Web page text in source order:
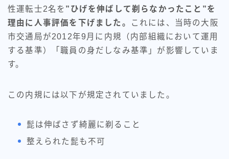
性運転士2名を ”ひげを伸ばして剃らなかったこと”を
理由に人事評価を下げました。
これには、当時の大阪
市交通局が2012年9月に内規（内部組織において運用
する基準）「職員の身だしなみ基準」が影響していま
す。
この内規には以下が規定されていました。
髭は伸ばさず綺麗に剃ること
整えられた髭も不可